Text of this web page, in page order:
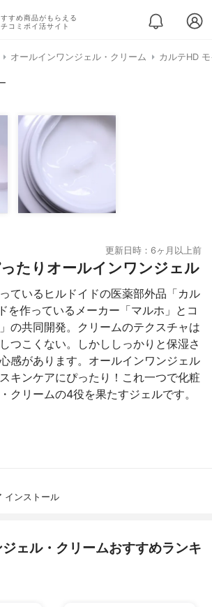
すすめ商品がもらえる
チコミポイ活サイト
オールインワンジェル・クリーム カルテHD
更新日時：6ヶ月以上前
たりオールインワンジェル
ているヒルドイドの医薬部外品「カル
を作っているメーカー「マルホ」とコ
の共同開発。クリームのテクスチャは
つこくない。しかししっかりと保湿さ
感があります。オールインワンジェル
キンケアにぴったり！これ一つで化粧
クリームの4役を果たすジェルです。
インストール
ェル・クリームおすすめランキ